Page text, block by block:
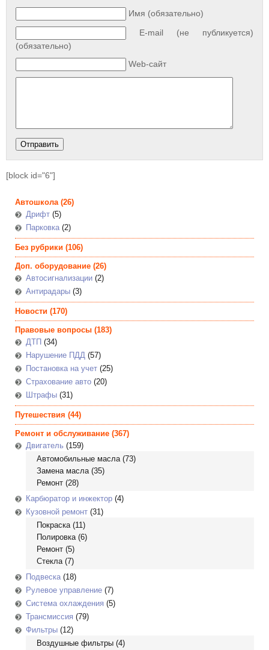
Имя (обязательно)
E-mail (не публикуется)
(обязательно)
Web-сайт
[block id="6"]
Автошкола(26)
Дрифт (5)
Парковка(2)
Без рубрики (106)
Доп. оборудование (26)
Автосигнализации (2)
Антирадары (3)
Новости (170)
Правовые вопросы (183)
ДТП (34)
Нарушение ПДД (57)
Постановка на учет (25)
Страхование авто (20)
Штрафы (31)
Путешествия (44)
Ремонт и обслуживание (367)
Двигатель (159)
Автомобильные масла(73)
Замена масла(35)
Ремонт (28)
Карбюратор и инжектор (4)
Кузовной ремонт (31)
Покраска(11)
Полировка(6)
Ремонт (5)
Стекла(7)
Подвеска(18)
Рулевое управление (7)
Система охлаждения (5)
Трансмиссия (79)
Фильтры (12)
Воздушные фильтры (4)